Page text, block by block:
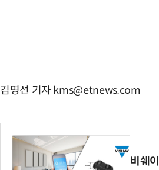
김명선 기자 kms@etnews.com
비쉐